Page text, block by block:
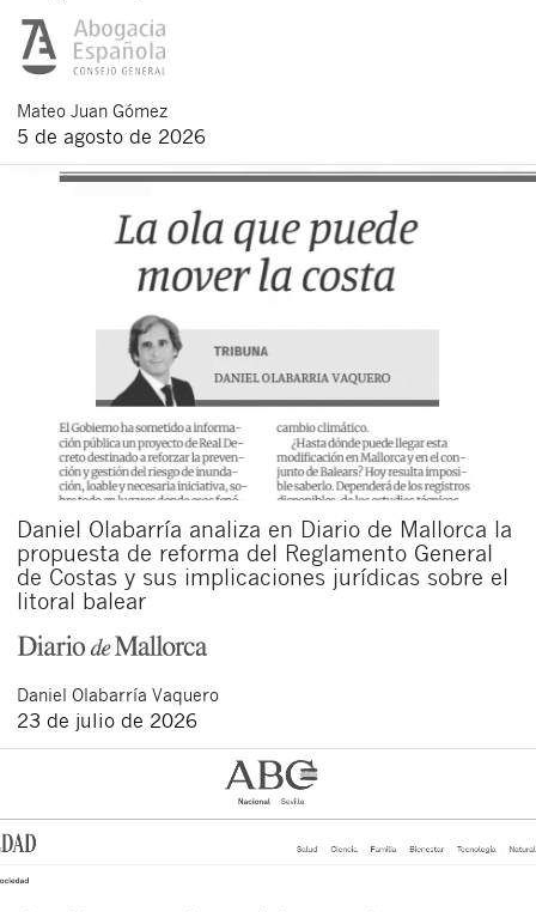
Mateo Juan Gómez
5 de agosto de 2026
Daniel Olabarría analiza en Diario de Mallorca la
propuesta de reforma del Reglamento General
de Costas y sus implicaciones jurídicas sobre el
litoral balear
Daniel Olabarría Vaquero
23 de julio de 2026